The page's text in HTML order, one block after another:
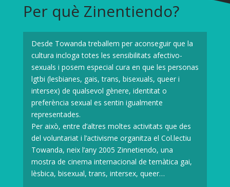
Per què Zinentiendo?
Desde Towanda treballem per aconseguir que la
cultura incloga totes les sensibilitats afectivo-
sexuals i posem especial cura en que les personas
lgtbi (lesbianes, gais, trans, bisexuals, queer i
intersex) de qualsevol gènere, identitat o
preferència sexual es sentin igualmente
representades.
Per això, entre d’altres moltes activitats que des
del voluntariat i l’activisme organitza el Col.lectiu
Towanda, neix l’any 2005 Zinnetiendo, una
mostra de cinema internacional de temàtica gai,
lèsbica, bisexual, trans, intersex, queer…